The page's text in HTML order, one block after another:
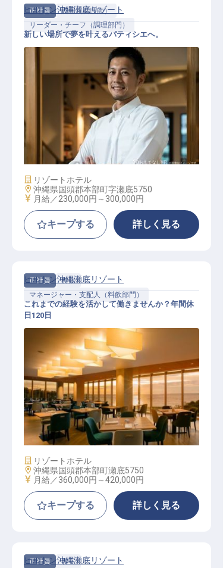
正社員
調理（調理師）
リーダー・チーフ（調理部門）
パティシエ 製菓調理（中堅クラス）
ヒルトン沖縄瀬底リゾート
新しい場所で夢を叶えるパティシエへ。
施設業態
リゾートホテル
勤務地
沖縄県国頭郡本部町字瀬底5750
給与
月給／230,000円～ 300,000円
キープする 詳しく見る
正社員
料飲
マネージャー・支配人（料飲部門）
レストランマネージャー（グリルレ
ストラン）
ヒルトン沖縄瀬底リゾート
これまでの経験を活かして働きませんか？年間休
日120日
施設業態
リゾートホテル
勤務地
沖縄県国頭郡本部町瀬底5750
給与
月給／360,000円～420,000円
キープする 詳しく見る
正社員
客室
ヒルトン沖縄瀬底リゾート